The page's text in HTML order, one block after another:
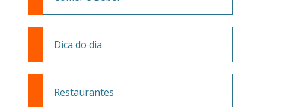
Dica do dia
Restaurantes